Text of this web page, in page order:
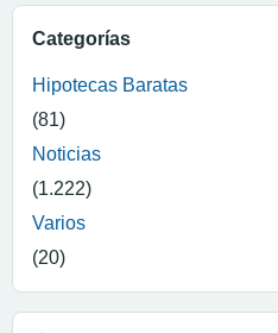
Categorías
Hipotecas Baratas
(81)
Noticias
(1.222)
Varios
(20)